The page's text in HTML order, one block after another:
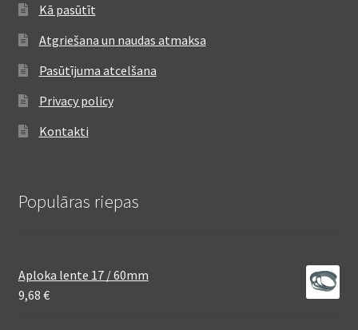
Kā pasūtīt
Atgriešana un naudas atmaksa
Pasūtījuma atcelšana
Privacy policy
Kontakti
Populāras riepas
Aploka lente 17 / 60mm
9,68 €